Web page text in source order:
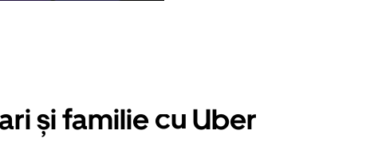
și familie cu Uber